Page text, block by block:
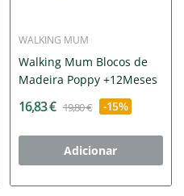
WALKING MUM
Walking Mum Blocos de
Madeira Poppy +12Meses
16,83 € 19,80 € -15%
Adicionar